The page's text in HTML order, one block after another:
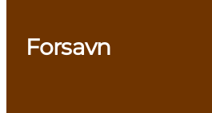
Forsavn